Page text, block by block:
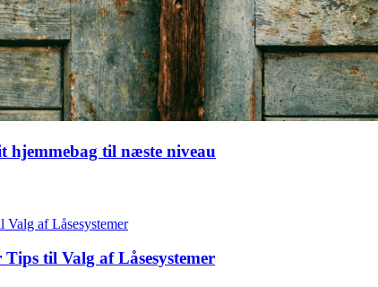
hjemmebag til næste niveau
til Valg af Låsesystemer